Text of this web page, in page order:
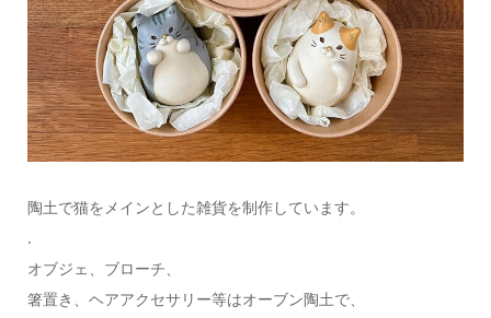
陶土で猫をメインとした雑貨を制作しています。
.
オブジェ、ブローチ、
箸置き、ヘアアクセサリー等はオーブン陶土で、